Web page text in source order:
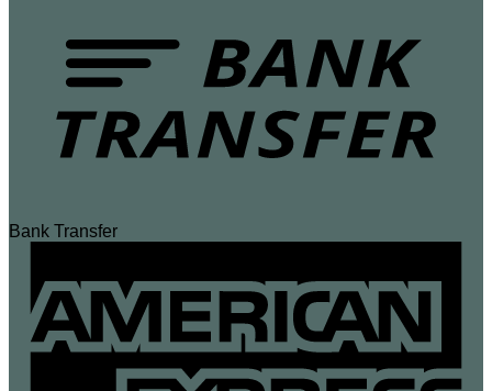
Bank Transfer